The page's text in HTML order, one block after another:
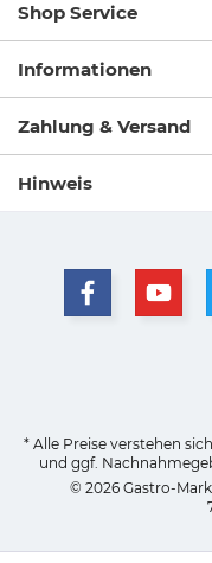
Shop Service
Informationen
Zahlung & Versand
Hinweis
* Alle Preise verstehen
und ggf.
© 2026 Gastro-